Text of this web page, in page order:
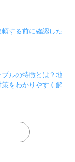
する前に確認した
ルの特徴とは？地
をわかりやすく解